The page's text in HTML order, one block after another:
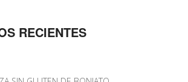
RECIENTES